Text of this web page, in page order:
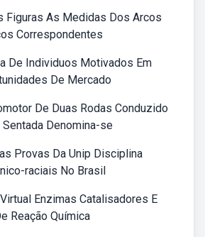
Figuras As Medidas Dos Arcos
Correspondentes
De Individuos Motivados Em
De Mercado
De Duas Rodas Conduzido
Denomina-se
Provas Da Unip Disciplina
raciais No Brasil
Enzimas Catalisadores E
Reação Química